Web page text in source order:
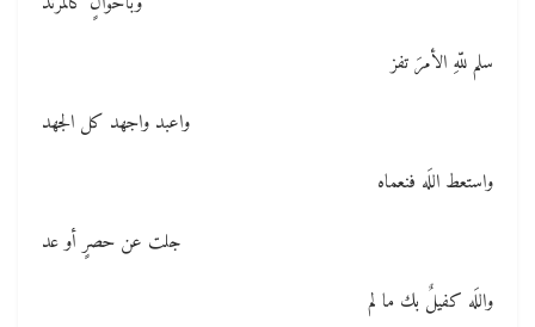
سلم للّهِ الأمرَ تفز
واعبد واجهد كل الجهد
واستعط اللَه فنعماه
جلت عن حصرٍ أو عد
واللَه كفيلٌ بك ما لم